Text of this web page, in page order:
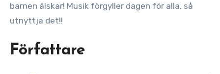
barnen älskar! Musik förgyller dagen för alla, så
utnyttja det!!
Författare